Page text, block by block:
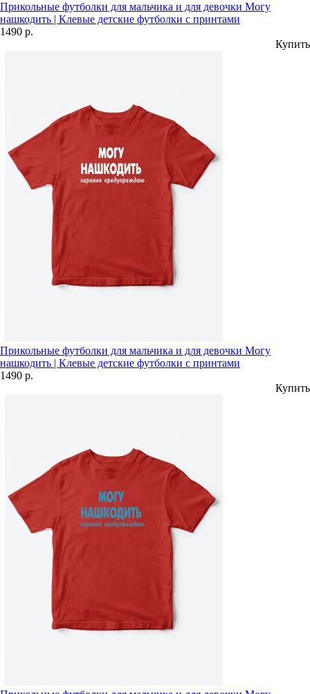
Прикольные футболки для мальчика и для девочки Могу
нашкодить | Клевые детские футболки с принтами
1490 р.
Купить
Прикольные футболки для мальчика и для девочки Могу
нашкодить | Клевые детские футболки с принтами
1490 р.
Купить